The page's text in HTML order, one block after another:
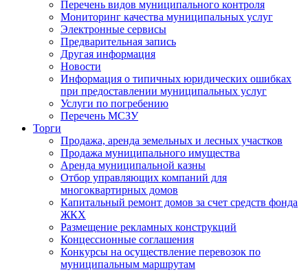
Перечень видов муниципального контроля
Мониторинг качества муниципальных услуг
Электронные сервисы
Предварительная запись
Другая информация
Новости
Информация о типичных юридических ошибках
при предоставлении муниципальных услуг
Услуги по погребению
Перечень МСЗУ
Торги
Продажа, аренда земельных и лесных участков
Продажа муниципального имущества
Аренда муниципальной казны
Отбор управляющих компаний для
многоквартирных домов
Капитальный ремонт домов за счет средств фонда
ЖКХ
Размещение рекламных конструкций
Концессионные соглашения
Конкурсы на осуществление перевозок по
муниципальным маршрутам